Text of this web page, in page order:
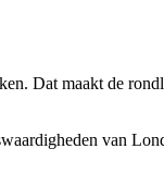
Dat maakt de
van